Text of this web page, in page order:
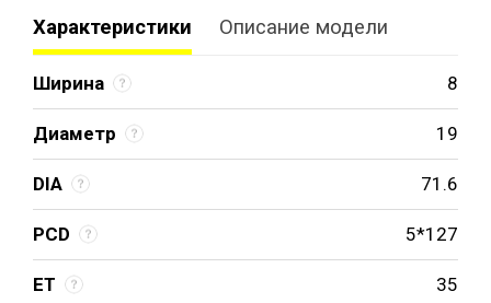
Характеристики Описание модели
Ширина 8
Диаметр 19
DIA 71.6
PCD 5*127
ET 35